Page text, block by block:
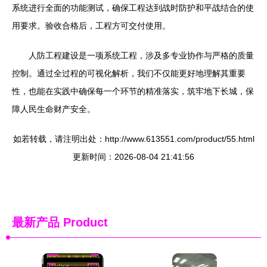
系统进行全面的功能测试，确保工程达到战时防护和平战结合的使
用要求。验收合格后，工程方可交付使用。
人防工程建设是一项系统工程，涉及多专业协作与严格的质量
控制。通过全过程的可视化解析，我们不仅能更好地理解其重要
性，也能在实践中确保每一个环节的精准落实，筑牢地下长城，保
障人民生命财产安全。
如若转载，请注明出处：http://www.613551.com/product/55.html
更新时间：2026-08-04 21:41:56
最新产品 Product